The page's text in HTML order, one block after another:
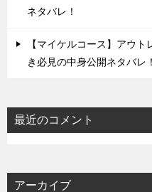
ネタバレ！
【マイケルコース】アウ
き必見の中身公開ネタバレ！
最近のコメント
アーカイブ